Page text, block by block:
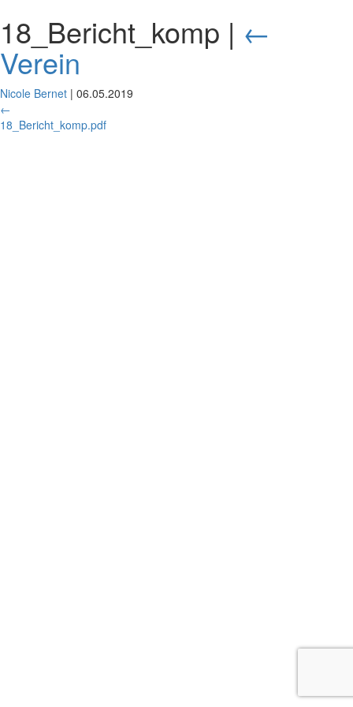
18_Bericht_komp | ←
Verein
Nicole Bernet | 06.05.2019
←
18_Bericht_komp.pdf